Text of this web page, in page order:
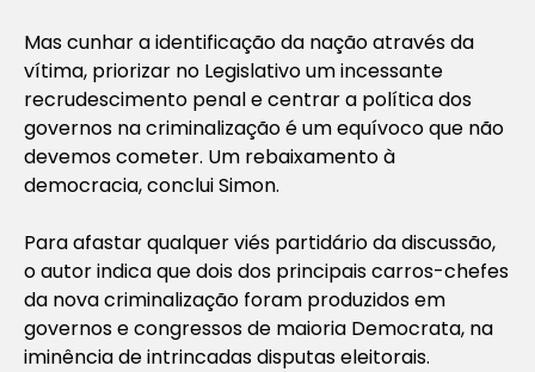
Mas cunhar a identificação da nação através da
vítima, priorizar no Legislativo um incessante
recrudescimento penal e centrar a política dos
governos na criminalização é um equívoco que não
devemos cometer. Um rebaixamento à
democracia, conclui Simon.
Para afastar qualquer viés partidário da discussão,
o autor indica que dois dos principais carros-chefes
da nova criminalização foram produzidos em
governos e congressos de maioria Democrata, na
iminência de intrincadas disputas eleitorais.